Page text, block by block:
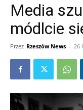
Media
módlcie
Przez Rzeszów News - 26